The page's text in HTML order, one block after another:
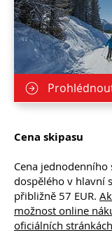
Cena skipasu
Cena jednodenního
dospělého v hlavní
přibližně 57 EUR.
možnost online
oficiálních